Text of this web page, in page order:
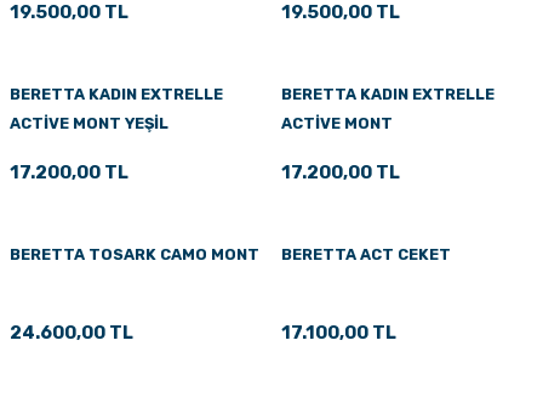
19.500,00 TL 19.500,00 TL
BERETTA KADIN EXTRELLE
ACTİVE MONT YEŞİL
17.200,00 TL
BERETTA KADIN EXTRELLE
ACTİVE MONT
17.200,00 TL
BERETTA TOSARK CAMO MONT
24.600,00 TL
BERETTA ACT CEKET
17.100,00 TL